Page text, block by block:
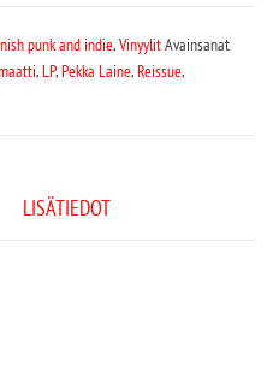
punk and indie,VinyylitAvainsanat
,LP,Pekka Laine,Reissue,
LISÄTIEDOT